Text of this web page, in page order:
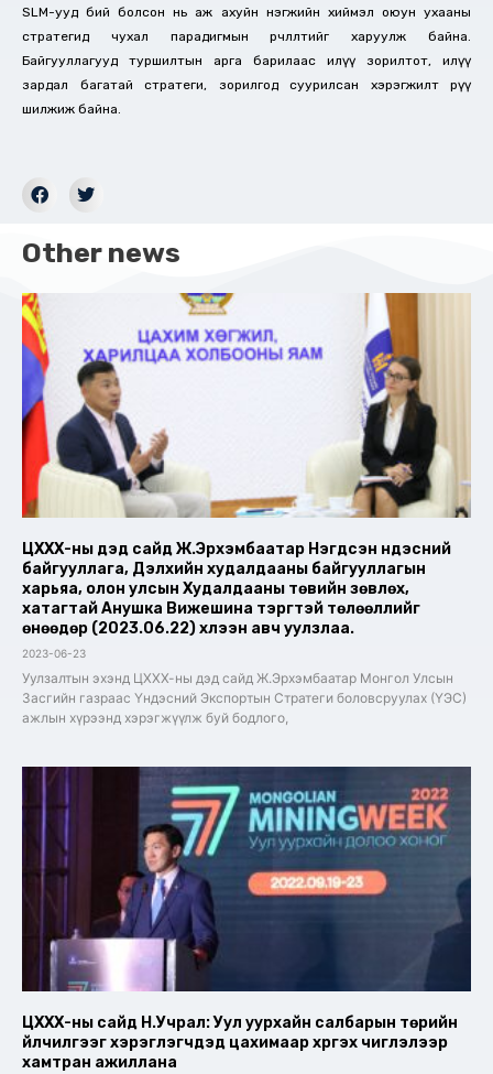
SLM-ууд бий болсон нь аж ахуйн нэгжийн хиймэл оюун ухааны
стратегид чухал парадигмын өөрчлөлтийг харуулж байна.
Байгууллагууд туршилтын арга барилаас илүү зорилтот, илүү
зардал багатай стратеги, зорилгод суурилсан хэрэгжилт рүү
шилжиж байна.
Other news
ЦХХХ-ны дэд сайд Ж.Эрхэмбаатар Нэгдсэн үндэсний
байгууллага, Дэлхийн худалдааны байгууллагын
харьяа, олон улсын Худалдааны төвийн зөвлөх,
хатагтай Анушка Вижешина тэргүүтэй төлөөллийг
өнөөдөр (2023.06.22) хүлээн авч уулзлаа.
2023-06-23
Уулзалтын эхэнд ЦХХХ-ны дэд сайд Ж.Эрхэмбаатар Монгол Улсын
Засгийн газраас Үндэсний Экспортын Стратеги боловсруулах (ҮЭС)
ажлын хүрээнд хэрэгжүүлж буй бодлого,
ЦХХХ-ны сайд Н.Учрал: Уул уурхайн салбарын төрийн
үйлчилгээг хэрэглэгчдэд цахимаар хүргэх чиглэлээр
хамтран ажиллана